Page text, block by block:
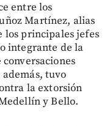
entre los
Martínez, alias
los principales jefes
integrante de la
tuvo
la extorsión
y Bello.